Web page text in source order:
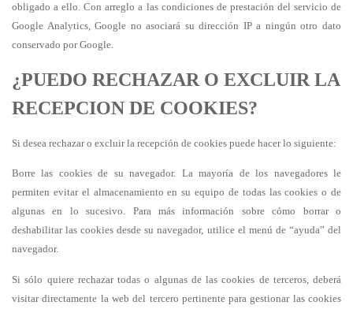
obligado a ello. Con arreglo a las condiciones de prestación del servicio de
Google Analytics, Google no asociará su dirección IP a ningún otro dato
conservado por Google.
¿PUEDO RECHAZAR O EXCLUIR LA
RECEPCION DE COOKIES?
Si desea rechazar o excluir la recepción de cookies puede hacer lo siguiente:
Borre las cookies de su navegador. La mayoría de los navegadores le
permiten evitar el almacenamiento en su equipo de todas las cookies o de
algunas en lo sucesivo. Para más información sobre cómo borrar o
deshabilitar las cookies desde su navegador, utilice el menú de “ayuda” del
navegador.
Si sólo quiere rechazar todas o algunas de las cookies de terceros, deberá
visitar directamente la web del tercero pertinente para gestionar las cookies